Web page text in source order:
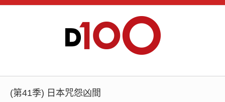
(第41季) 日本咒怨凶間